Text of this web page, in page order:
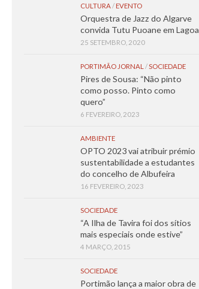
CULTURA/ EVENTO
Orquestra de Jazz do Algarve
convida Tutu Puoane em Lagoa
25 SETEMBRO, 2020
PORTIMÃO JORNAL /SOCIEDADE
Pires de Sousa: “Não pinto
como posso. Pinto como
quero”
6 FEVEREIRO, 2023
AMBIENTE
OPTO 2023 vai atribuir prémio
sustentabilidade a estudantes
do concelho de Albufeira
16 FEVEREIRO, 2023
SOCIEDADE
“A Ilha de Tavira foi dos sítios
mais especiais onde estive”
4 MARÇO, 2015
SOCIEDADE
Portimão lança a maior obra de